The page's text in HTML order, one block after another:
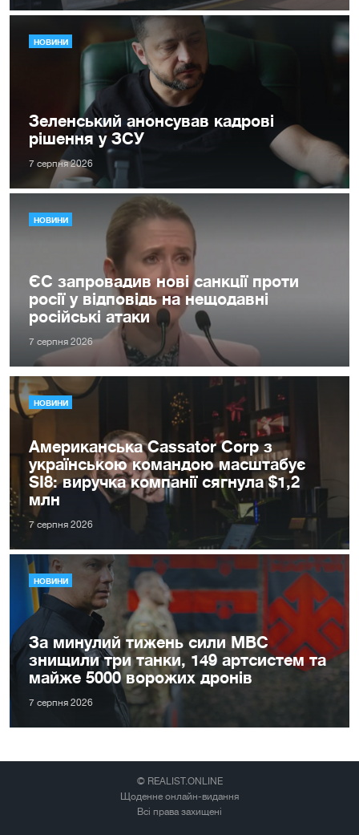
НОВИНИ
Зеленський анонсував кадрові
рішення у ЗСУ
7 серпня 2026
НОВИНИ
ЄС запровадив нові санкції проти
росії у відповідь на нещодавні
російські атаки
7 серпня 2026
НОВИНИ
Американська Cassator Corp з
українською командою масштабує
SI8: виручка компанії сягнула $1,2
млн
7 серпня 2026
НОВИНИ
За минулий тижень сили МВС
знищили три танки, 149 артсистем та
майже 5000 ворожих дронів
7 серпня 2026
© REALIST.ONLINE
Щоденне онлайн-видання
Всі права захищені